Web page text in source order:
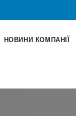
НОВИНИ КОМПАНІЇ